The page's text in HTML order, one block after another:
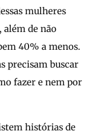
mulheres
além de não
40% a menos.
precisam buscar
fazer e nem por
histórias de